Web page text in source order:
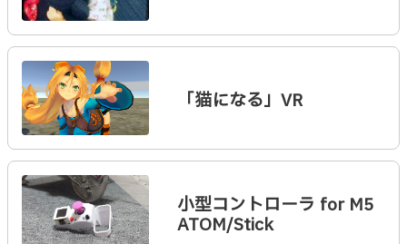
「猫になる」VR
小型コントローラ for M5
ATOM/Stick